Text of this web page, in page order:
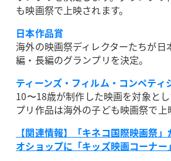
も映画祭で上映されます。
日本作品賞
海外の映画祭ディレクターたちが日
編・長編のグランプリを決定。
ティーンズ・フィルム・コンペティ
10〜18歳が制作した映画を対象と
プリ作品は海外の子ども映画祭で上
【関連情報】「キネコ国際映画祭
オショップに「キッズ映画コーナー